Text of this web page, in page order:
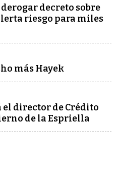
decreto sobre
riesgo para miles
más Hayek
el director de Crédito
de la Espriella